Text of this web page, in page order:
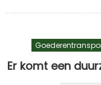
Er komt een